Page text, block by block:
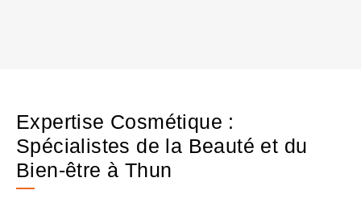
Expertise Cosmétique :
Spécialistes de la Beauté et du
Bien-être à Thun